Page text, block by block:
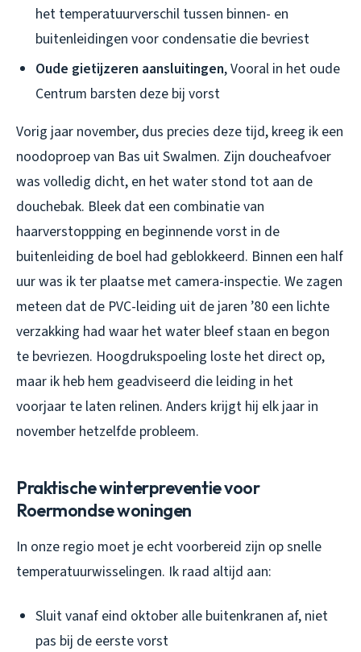
het temperatuurverschil tussen binnen- en
buitenleidingen voor condensatie die bevriest
Oude gietijzeren aansluitingen, Vooral in het oude
Centrum barsten deze bij vorst
Vorig jaar november, dus precies deze tijd, kreeg ik een
noodoproep van Bas uit Swalmen. Zijn doucheafvoer
was volledig dicht, en het water stond tot aan de
douchebak. Bleek dat een combinatie van
haarverstoppping en beginnende vorst in de
buitenleiding de boel had geblokkeerd. Binnen een half
uur was ik ter plaatse met camera-inspectie. We zagen
meteen dat de PVC-leiding uit de jaren ’80 een lichte
verzakking had waar het water bleef staan en begon
te bevriezen. Hoogdrukspoeling loste het direct op,
maar ik heb hem geadviseerd die leiding in het
voorjaar te laten relinen. Anders krijgt hij elk jaar in
november hetzelfde probleem.
Praktische winterpreventie voor
Roermondse woningen
In onze regio moet je echt voorbereid zijn op snelle
temperatuurwisselingen. Ik raad altijd aan:
Sluit vanaf eind oktober alle buitenkranen af, niet
pas bij de eerste vorst